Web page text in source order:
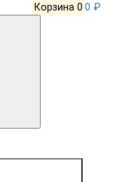
Корзина 0 0 ₽